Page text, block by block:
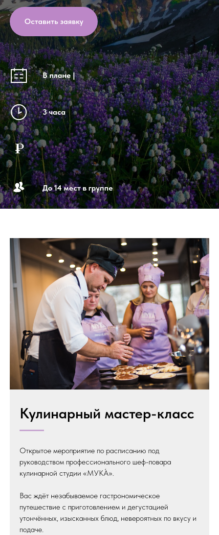
Оставить заявку
В плане |
3 часа
До 14 мест в группе
Кулинарный мастер-класс
Открытое мероприятие по расписанию под
руководством профессионального шеф-повара
кулинарной студии «МУКА́».
Вас ждёт незабываемое гастрономическое
путешествие с приготовлением и дегустацией
утончённых, изысканных блюд, невероятных по вкусу и
подаче.